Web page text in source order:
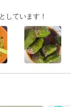
しています！